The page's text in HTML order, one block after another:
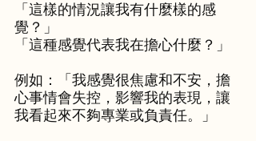
「這樣的情況讓我有什麼樣的感
覺？」
「這種感覺代表我在擔心什麼？」
例如：「我感覺很焦慮和不安，擔
心事情會失控，影響我的表現，讓
我看起來不夠專業或負責任。」